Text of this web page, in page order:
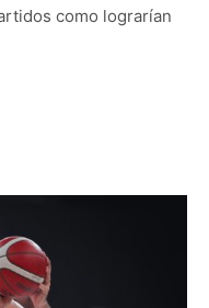
como lograrían